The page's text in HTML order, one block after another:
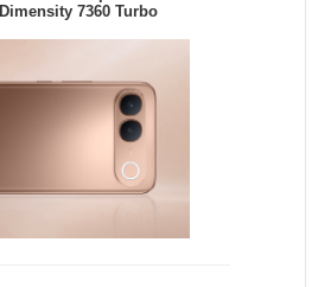
7360 Turbo